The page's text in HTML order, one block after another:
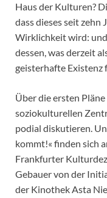
Haus der Kulturen?
dass dieses seit
Wirklichkeit wird:
dessen, was derzeit
geisterhafte Existenz
Über die ersten
soziokulturellen
podial diskutieren.
kommt!« finden sich
Frankfurter
Gebauer von der
der Kinothek Asta